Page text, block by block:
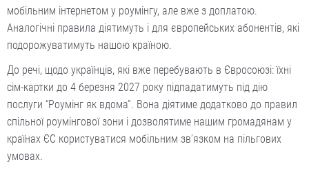
мобільним інтернетом у роумінгу, але вже з доплатою.
Аналогічні правила діятимуть і для європейських абонентів, які
подорожуватимуть нашою країною.
До речі, щодо українців, які вже перебувають в Євросоюзі: їхні
сім-картки до 4 березня 2027 року підпадатимуть під дію
послуги “Роумінг як вдома”. Вона діятиме додатково до правил
спільної роумінгової зони і дозволятиме нашим громадянам у
країнах ЄС користуватися мобільним зв’язком на пільгових
умовах.